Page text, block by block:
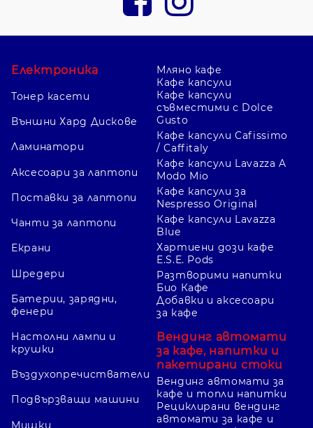
Електроника
Тонер касети
Външни Хард Дискове
Ламинатори
Аксесоари за лаптопи
Поставки за лаптопи
Чанти за лаптопи
Екрани
Шредери
Батерии, зарядни,
фенери
Настолни лампи и
крушки
Въздухопречистватели
Подвързващи машини
Мишки
Мляно кафе
Кафе капсули
Кафе капсули
съвместими с Dolce
Gusto
Кафе капсули Cafissimo
/ Caffitaly
Кафе капсули Lavazza A
Modo Mio
Кафе капсули за
Nespresso Original
Кафе капсули Lavazza
Blue
Хартиени дози кафе
E.S.E. Pods
Разтворими напитки
Био Кафе
Добавки и аксесоари
за кафе
Вендинг автомати
за кафе, напитки и
пакетирани стоки
Вендинг автомати за
кафе и топли напитки
Рециклирани вендинг
автомати за кафе и